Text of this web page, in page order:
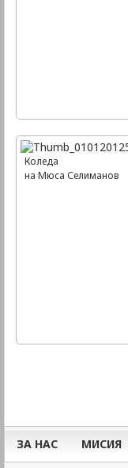
Коледа
на Мюса Селиманов
ЗА НАС МИСИЯ